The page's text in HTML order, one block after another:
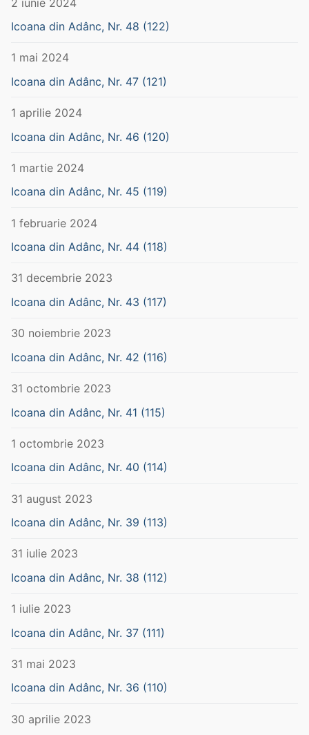
Icoana din Adânc, Nr. 48 (122)
1 mai 2024
Icoana din Adânc, Nr. 47 (121)
1 aprilie 2024
Icoana din Adânc, Nr. 46 (120)
1 martie 2024
Icoana din Adânc, Nr. 45 (119)
1 februarie 2024
Icoana din Adânc, Nr. 44 (118)
31 decembrie 2023
Icoana din Adânc, Nr. 43 (117)
30 noiembrie 2023
Icoana din Adânc, Nr. 42 (116)
31 octombrie 2023
Icoana din Adânc, Nr. 41 (115)
1 octombrie 2023
Icoana din Adânc, Nr. 40 (114)
31 august 2023
Icoana din Adânc, Nr. 39 (113)
31 iulie 2023
Icoana din Adânc, Nr. 38 (112)
1 iulie 2023
Icoana din Adânc, Nr. 37 (111)
31 mai 2023
Icoana din Adânc, Nr. 36 (110)
30 aprilie 2023